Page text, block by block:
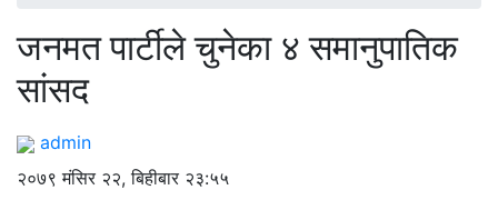
जनमत पार्टीले चुनेका ४ समानुपातिक
सांसद
admin
२०७९ मंसिर २२, बिहीबार २३:५५